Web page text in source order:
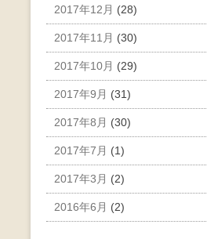
2017年12月 (28)
2017年11月 (30)
2017年10月 (29)
2017年9月 (31)
2017年8月 (30)
2017年7月 (1)
2017年3月 (2)
2016年6月 (2)